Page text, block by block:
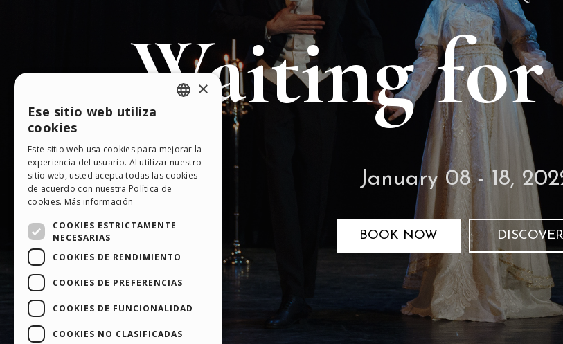
GERMAN
SPANISH
RUSSIAN
FRENCH
×
Ese sitio web utiliza
cookies
Este sitio web usa cookies para mejorar la
experiencia del usuario. Al utilizar nuestro
sitio web, usted acepta todas las cookies
de acuerdo con nuestra Política de
cookies. Más información
COOKIES ESTRICTAMENTE
NECESARIAS
COOKIES DE RENDIMIENTO
COOKIES DE PREFERENCIAS
COOKIES DE FUNCIONALIDAD
COOKIES NO CLASIFICADAS